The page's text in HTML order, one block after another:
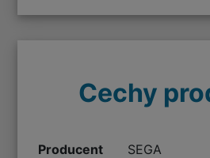
Cechy
Producent SEGA